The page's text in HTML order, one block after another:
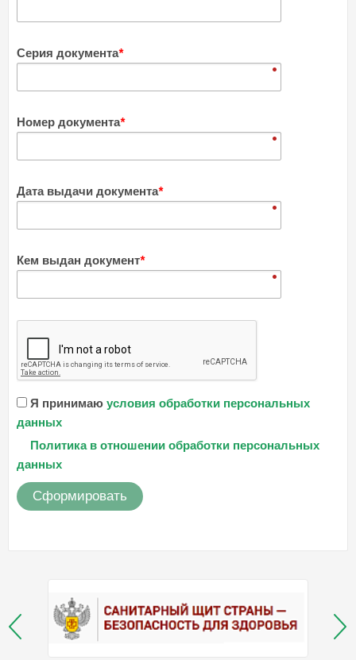
Серия документа*
Номер документа*
Дата выдачи документа*
Кем выдан документ*
Я принимаю условия обработки персональных
данных
Политика в отношении обработки персональных
данных